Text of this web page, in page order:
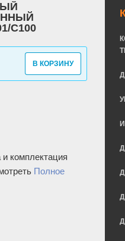
C100
В КОРЗИНУ
комплектация
Полное